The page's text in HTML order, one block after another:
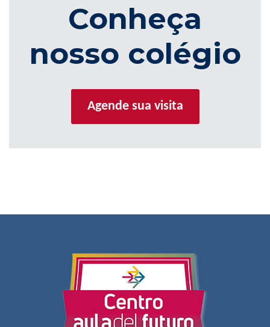
Conheça
nosso colégio
Agende sua visita